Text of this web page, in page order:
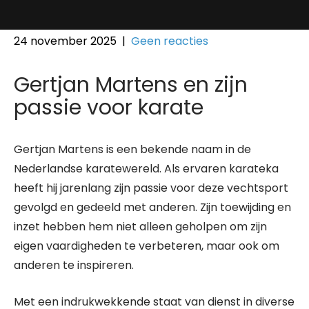
24 november 2025 | Geen reacties
Gertjan Martens en zijn
passie voor karate
Gertjan Martens is een bekende naam in de
Nederlandse karatewereld. Als ervaren karateka
heeft hij jarenlang zijn passie voor deze vechtsport
gevolgd en gedeeld met anderen. Zijn toewijding en
inzet hebben hem niet alleen geholpen om zijn
eigen vaardigheden te verbeteren, maar ook om
anderen te inspireren.
Met een indrukwekkende staat van dienst in diverse